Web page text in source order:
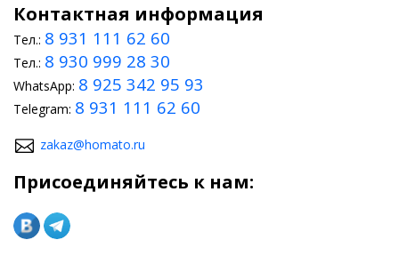
Контактная информация
Тел.: 8 931 111 62 60
Тел.: 8 930 999 28 30
WhatsApp: 8 925 342 95 93
Telegram: 8 931 111 62 60
zakaz@homato.ru
Присоединяйтесь к нам: